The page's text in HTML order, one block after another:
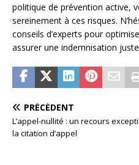
politique de prévention active,
sereinement à ces risques.
conseils d’experts pour
assurer une indemnisation
PRÉCÉDENT
L’appel-nullité : un recours
la citation d’appel